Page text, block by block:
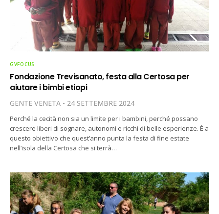
GVFOCUS
Fondazione Trevisanato, festa alla Certosa per
aiutare i bimbi etiopi
GENTE VENETA 24 SETTEMBRE 2024
Perché la cecità non sia un limite per i bambini, perché possano
crescere liberi di sognare, autonomi e ricchi di belle esperienze. È a
questo obiettivo che quest’anno punta la festa di fine estate
nell’isola della Certosa che si terrà…